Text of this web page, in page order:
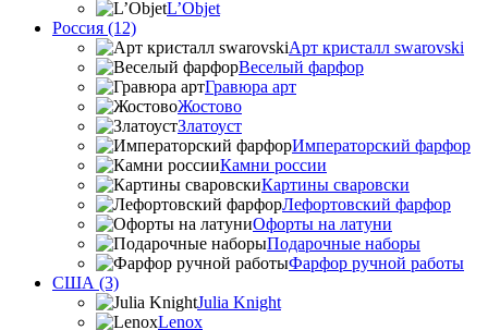
L’Objet
Россия (12)
Арт кристалл swarovski
Веселый фарфор
Гравюра арт
Жостово
Златоуст
Императорский фарфор
Камни россии
Картины сваровски
Лефортовский фарфор
Офорты на латуни
Подарочные наборы
Фарфор ручной работы
США (3)
Julia Knight
Lenox